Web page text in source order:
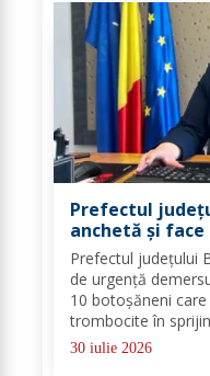
Prefectul
anchetă și
de trombocite
adolescentului
Prefectul județului
de urgență
10 botoșăneni
trombocite în
Tudora, însă nu
30 iulie 2026